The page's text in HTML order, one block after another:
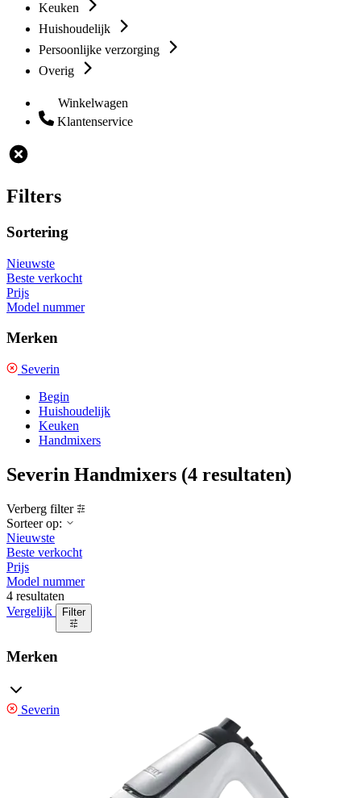
Keuken
Huishoudelijk
Persoonlijke verzorging
Overig
Winkelwagen
Klantenservice
Filters
Sortering
Nieuwste
Beste verkocht
Prijs
Model nummer
Merken
Severin
Begin
Huishoudelijk
Keuken
Handmixers
Severin Handmixers (4 resultaten)
Verberg filter
Sorteer op:
Nieuwste
Beste verkocht
Prijs
Model nummer
4 resultaten
Vergelijk
Filter
Merken
Severin